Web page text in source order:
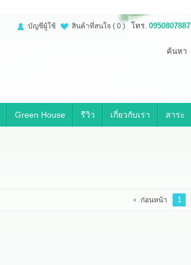
โทร. 0950807887
สินค้าที่สนใจ ( 0 )
บัญชีผู้ใช้
ค้นหา
Green House รีวิว เกี่ยวกับเรา สาระ
ก่อนหน้า 1